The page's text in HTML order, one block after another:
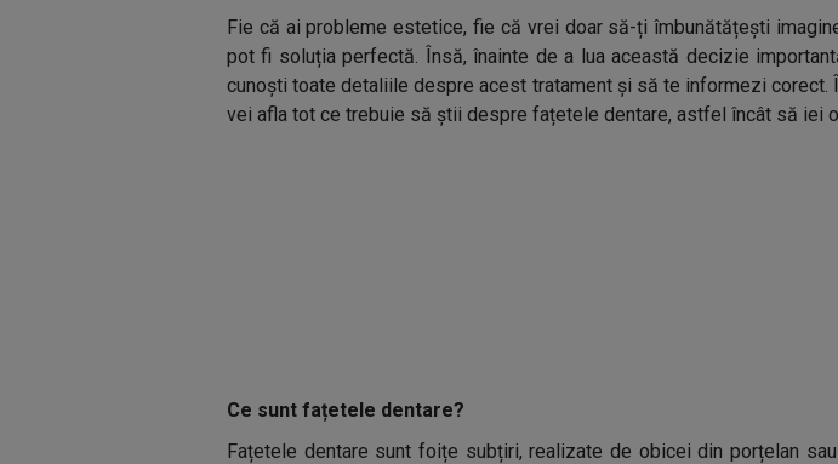
Fie că ai probleme estetice, fie că vrei doar să-ți îmbunătățești
pot fi soluția perfectă. Însă, înainte de a lua această decizie
cunoști toate detaliile despre acest tratament și să te informezi corect.
vei afla tot ce trebuie să știi despre fațetele dentare, astfel încât să iei
Ce sunt fațetele dentare?
Fațetele dentare sunt foițe subțiri, realizate de obicei din porțelan